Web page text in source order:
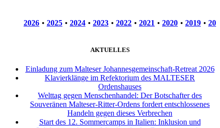
2026 • 2025 • 2024 • 2023 • 2022 • 2021 • 2020 • 2019 •
AKTUELLES
Einladung zum Malteser Johannesgemeinschaft-Retreat 2026
Klavierklänge im Refektorium des MALTESER
Ordenshauses
Welttag gegen Menschenhandel: Der Botschafter des
Souveränen Malteser-Ritter-Ordens fordert entschlossenes
Handeln gegen dieses Verbrechen
Start des 12. Sommercamps in Italien: Inklusion und